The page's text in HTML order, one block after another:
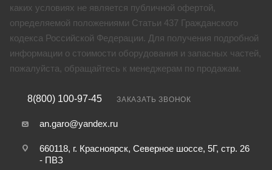
каких условиях не является публичной офертой,
определяемой положениями Статьи 437 Гражданского
кодекса Российской Федерации. Для получения подробной
информации о стоимости оборудования и запасных частей,
пожалуйста, обращайтесь к менеджерам по продажам.
8(800) 100-97-45 ЗАКАЗАТЬ ЗВОНОК
an.garo@yandex.ru
660118, г. Красноярск, Северное шоссе, 5Г, стр. 26
- ПВЗ